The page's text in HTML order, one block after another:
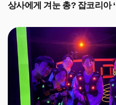
상사에게 겨눈 총? 잡코리아